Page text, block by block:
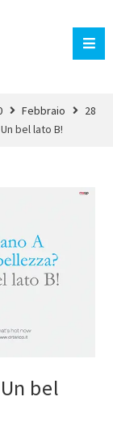
Febbraio
28
bel lato B!
bel